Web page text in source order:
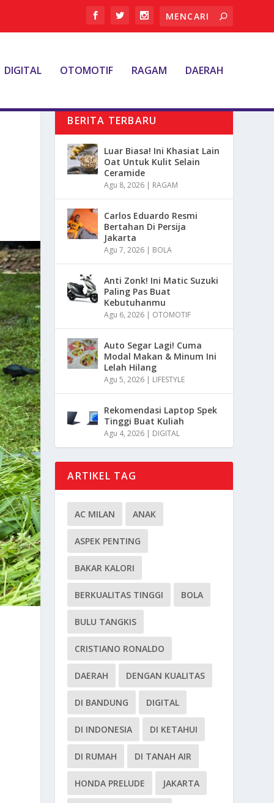
DIGITAL OTOMOTIF RAGAM DAERAH
BERITA TERBARU
Luar Biasa! Ini Khasiat Lain
Oat Untuk Kulit Selain
Ceramide
Agu 8, 2026 | RAGAM
Carlos Eduardo Resmi
Bertahan Di Persija
Jakarta
Agu 7, 2026 | BOLA
Anti Zonk! Ini Matic Suzuki
Paling Pas Buat
Kebutuhanmu
Agu 6, 2026 | OTOMOTIF
Auto Segar Lagi! Cuma
Modal Makan & Minum Ini
Lelah Hilang
Agu 5, 2026 | LIFESTYLE
Rekomendasi Laptop Spek
Tinggi Buat Kuliah
Agu 4, 2026 | DIGITAL
ARTIKEL TAG
AC MILAN ANAK
ASPEK PENTING
BAKAR KALORI
BERKUALITAS TINGGI BOLA
BULU TANGKIS
CRISTIANO RONALDO
DAERAH DENGAN KUALITAS
DI BANDUNG DIGITAL
DI INDONESIA DI KETAHUI
DI RUMAH DI TANAH AIR
HONDA PRELUDE JAKARTA